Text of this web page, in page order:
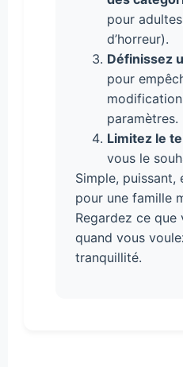
pour
d’horreur).
Définissez
pour
paramètres.
Limitez le
vous le
Simple, puissant,
pour une famille
Regardez ce que
quand vous
tranquillité.